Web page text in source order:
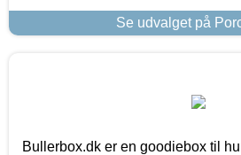
Se udvalget på
Bullerbox.dk er en goodiebox til